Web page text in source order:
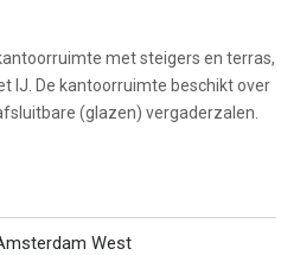
met steigers en terras,
IJ. De kantoorruimte beschikt over
(glazen) vergaderzalen.
West